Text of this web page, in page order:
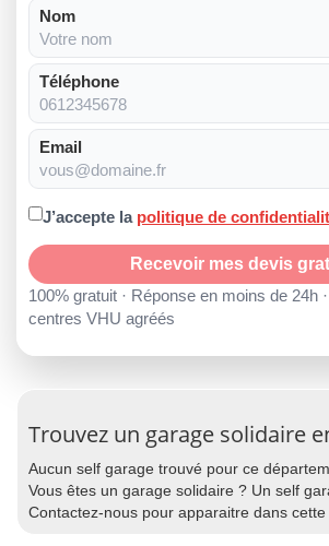
Nom
Téléphone
Email
J’accepte la politique de
Recevoir mes devis
100% gratuit · Réponse en moins de 24h
centres VHU agréés
Trouvez un garage solidaire
Aucun self garage trouvé pour ce
Vous êtes un garage solidaire ? Un self
Contactez-nous pour apparaitre dans cette